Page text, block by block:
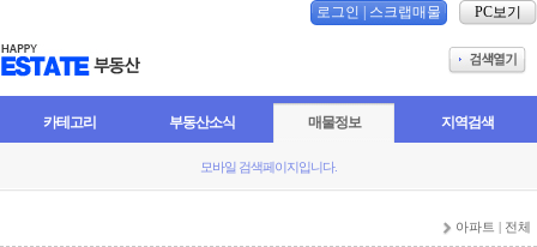
로그인 스크랩매물 PC보기
카테고리 부동산소식 매물정보 지역검색
모바일 검색페이지입니다.
아파트 | 전체